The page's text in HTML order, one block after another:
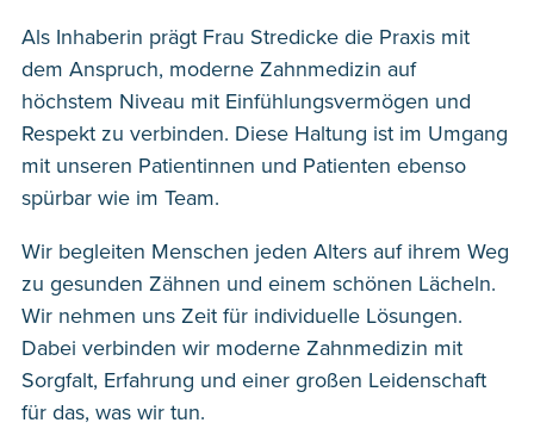
Als Inhaberin prägt Frau Stredicke die Praxis mit
dem Anspruch, moderne Zahnmedizin auf
höchstem Niveau mit Einfühlungsvermögen und
Respekt zu verbinden. Diese Haltung ist im Umgang
mit unseren Patientinnen und Patienten ebenso
spürbar wie im Team.
Wir begleiten Menschen jeden Alters auf ihrem Weg
zu gesunden Zähnen und einem schönen Lächeln.
Wir nehmen uns Zeit für individuelle Lösungen.
Dabei verbinden wir moderne Zahnmedizin mit
Sorgfalt, Erfahrung und einer großen Leidenschaft
für das, was wir tun.